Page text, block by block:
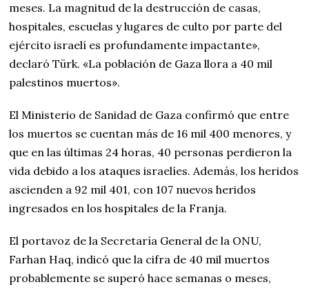
meses. La magnitud de la destrucción de casas,
hospitales, escuelas y lugares de culto por parte del
ejército israelí es profundamente impactante»,
declaró Türk. «La población de Gaza llora a 40 mil
palestinos muertos».
El Ministerio de Sanidad de Gaza confirmó que entre
los muertos se cuentan más de 16 mil 400 menores, y
que en las últimas 24 horas, 40 personas perdieron la
vida debido a los ataques israelíes. Además, los heridos
ascienden a 92 mil 401, con 107 nuevos heridos
ingresados en los hospitales de la Franja.
El portavoz de la Secretaría General de la ONU,
Farhan Haq, indicó que la cifra de 40 mil muertos
probablemente se superó hace semanas o meses,